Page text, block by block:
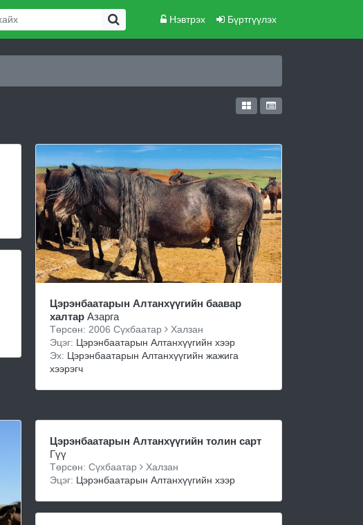
Нэвтрэх Бүртгүүлэх
Цэрэнбаатарын Алтанхүүгийн баавар
халтар Азарга
Төрсөн: 2006 Сүхбаатар
Халзан
Эцэг: Цэрэнбаатарын Алтанхүүгийн хээр
Эх: Цэрэнбаатарын Алтанхүүгийн жажига
хээрэгч
Цэрэнбаатарын Алтанхүүгийн толин сарт
Гүү
Төрсөн: Сүхбаатар
Халзан
Эцэг: Цэрэнбаатарын Алтанхүүгийн хээр